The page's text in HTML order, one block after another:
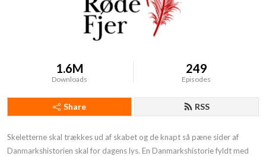
1.6M
Downloads
249
Episodes
Share RSS
Skeletterne skal trækkes ud af skabet og de knapt så pæne sider af
Danmarkshistorien skal for dagens lys. En Danmarkshistorie fyldt med